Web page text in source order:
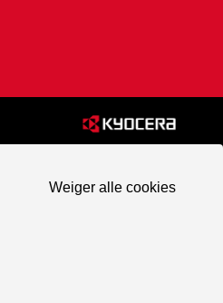
Weiger alle cookies